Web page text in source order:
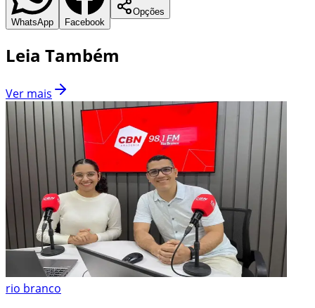
WhatsApp Facebook
Opções
Leia Também
Ver mais
rio branco